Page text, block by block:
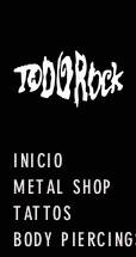
INICIO
METAL SHOP
TATTOS
BODY